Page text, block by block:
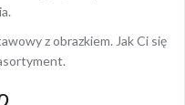
z obrazkiem. Jak Ci się